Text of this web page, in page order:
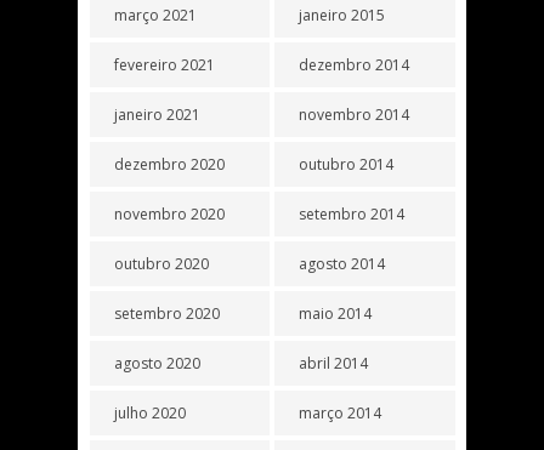
março 2021
fevereiro 2021
janeiro 2021
dezembro 2020
novembro 2020
outubro 2020
setembro 2020
agosto 2020
julho 2020
janeiro 2015
dezembro 2014
novembro 2014
outubro 2014
setembro 2014
agosto 2014
maio 2014
abril 2014
março 2014